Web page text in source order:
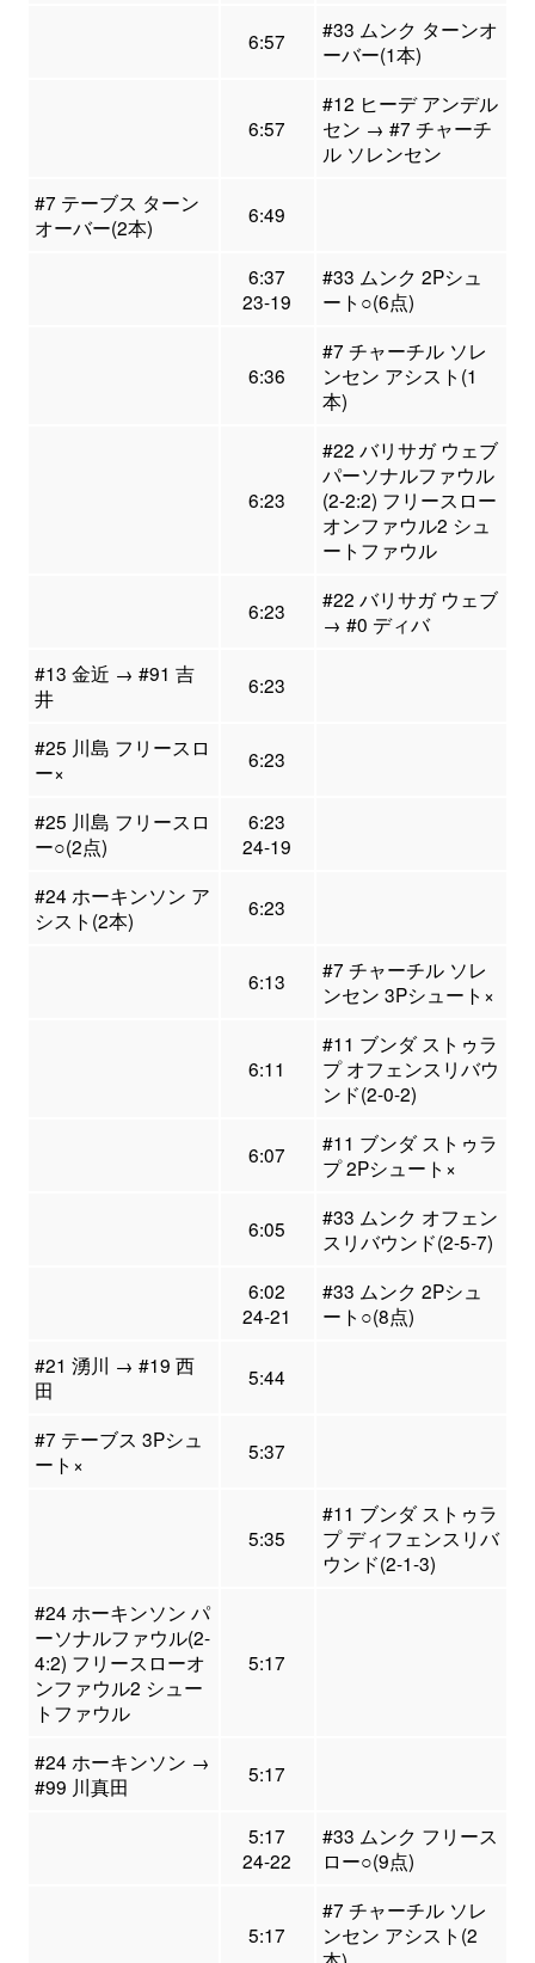
6:57
#33 ムンク ターンオ
ーバー(1本)
6:57
#12 ヒーデ アンデル
セン → #7 チャーチ
ル ソレンセン
#7 テーブス ターン
オーバー(2本)
6:49
6:37
23-19
#33 ムンク 2Pシュ
ート○(6点)
6:36
#7 チャーチル ソレ
ンセン アシスト(1
本)
6:23
#22 バリサガ ウェブ
パーソナルファウル
(2-2:2) フリースロー
オンファウル2 シュ
ートファウル
6:23
#22 バリサガ ウェブ
→ #0 ディバ
#13 金近 → #91 吉
井
6:23
#25 川島 フリースロ
ー×
6:23
#25 川島 フリースロ
ー○(2点)
6:23
24-19
#24 ホーキンソン ア
シスト(2本)
6:23
6:13
#7 チャーチル ソレ
ンセン 3Pシュート×
6:11
#11 ブンダ ストゥラ
プ オフェンスリバウ
ンド(2-0-2)
6:07
#11 ブンダ ストゥラ
プ 2Pシュート×
6:05
#33 ムンク オフェン
スリバウンド(2-5-7)
6:02
24-21
#33 ムンク 2Pシュ
ート○(8点)
#21 湧川 → #19 西
田
5:44
#7 テーブス 3Pシュ
ート×
5:37
5:35
#11 ブンダ ストゥラ
プ ディフェンスリバ
ウンド(2-1-3)
#24 ホーキンソン パ
ーソナルファウル(2-
4:2) フリースローオ
ンファウル2 シュー
トファウル
5:17
#24 ホーキンソン →
#99 川真田
5:17
5:17
24-22
#33 ムンク フリース
ロー○(9点)
5:17
#7 チャーチル ソレ
ンセン アシスト(2